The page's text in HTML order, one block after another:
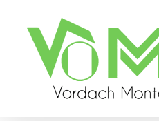
content